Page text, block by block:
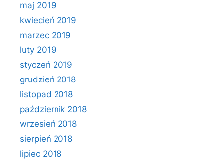
maj 2019
kwiecień 2019
marzec 2019
luty 2019
styczeń 2019
grudzień 2018
listopad 2018
październik 2018
wrzesień 2018
sierpień 2018
lipiec 2018